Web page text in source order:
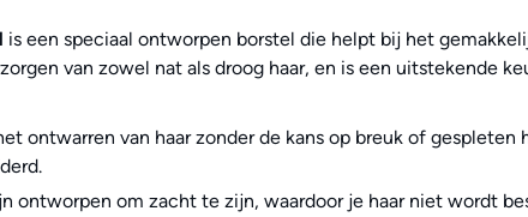
is een speciaal ontworpen borstel die helpt bij het
van zowel nat als droog haar, en is een uitstekende
ontwarren van haar zonder de kans op breuk of
ontworpen om zacht te zijn, waardoor je haar niet wordt